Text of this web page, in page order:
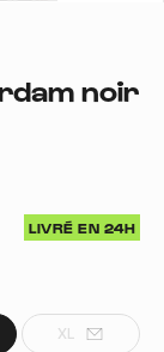
noir
LIVRÉ EN 24H
XL